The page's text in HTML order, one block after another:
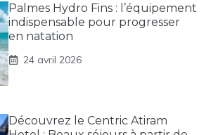
Palmes Hydro Fins : l’équipement
indispensable pour progresser
en natation
24 avril 2026
Découvrez le Centric Atiram